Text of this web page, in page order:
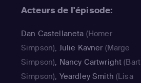
Acteurs de l'épisode:
Dan Castellaneta (Homer
Simpson), Julie Kavner (Marge
Simpson), Nancy Cartwright (Bart
Simpson), Yeardley Smith (Lisa